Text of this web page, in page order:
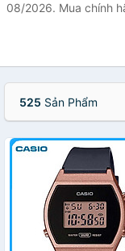
08/2026. Mua chính
525 Sản Phẩm